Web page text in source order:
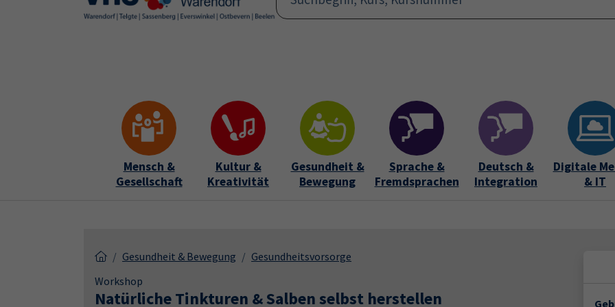
Skip to main content
Skip to page footer
Mensch &
Gesellschaft
Kultur &
Kreativität
Gesundheit &
Bewegung
Sprache &
Fremdsprachen
Deutsch &
Integration
Digitale
& IT
Gesundheit & Bewegung
Gesundheitsvorsorge
Workshop
Natürliche Tinkturen & Salben selbst herstellen